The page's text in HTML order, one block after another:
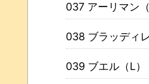
037 アーリマン（
038 ブラッディ
039 ブエル（L）